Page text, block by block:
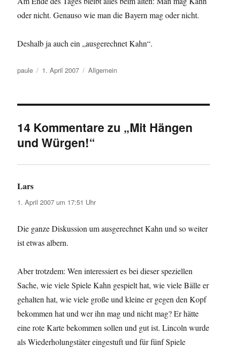
oder nicht. Genauso wie man die Bayern mag oder nicht.
Deshalb ja auch ein „ausgerechnet Kahn“.
Autor
paule
Veröffentlicht
1. April 2007 Kategorien
Allgemein
14 Kommentare zu „Mit Hängen
und Würgen!“
Lars
1. April 2007 um 17:51 Uhr
Die ganze Diskussion um ausgerechnet Kahn und so weiter
ist etwas albern.
Aber trotzdem: Wen interessiert es bei dieser speziellen
Sache, wie viele Spiele Kahn gespielt hat, wie viele Bälle er
gehalten hat, wie viele große und kleine er gegen den Kopf
bekommen hat und wer ihn mag und nicht mag? Er hätte
eine rote Karte bekommen sollen und gut ist. Lincoln wurde
als Wiederholungstäter eingestuft und für fünf Spiele